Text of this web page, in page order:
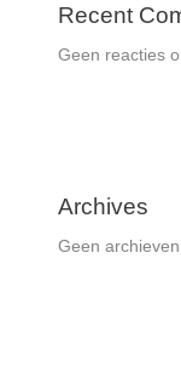
Recent
Geen reacties
Archives
Geen